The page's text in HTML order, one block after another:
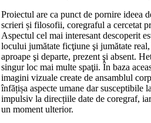
Proiectul are ca punct de pornire ideea
scrieri și filosofii, coregraful a cercetat
Aspectul cel mai interesant descoperit
locului jumătate ficţiune şi jumătate
aproape şi departe, prezent şi absent.
singur loc mai multe spaţii. În baza
imagini vizuale create de ansamblul
înfățișa aspecte umane dar susceptibile
impulsiv la direcțiile date de coregraf,
un moment ulterior.